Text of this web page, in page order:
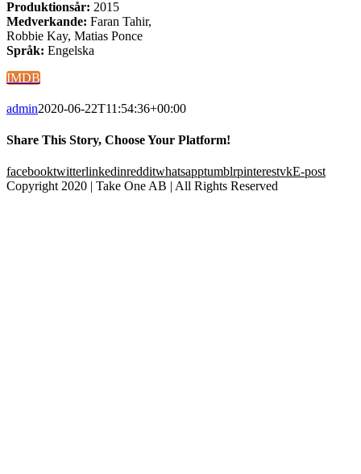
Produktionsår: 2015
Medverkande: Faran Tahir,
Robbie Kay, Matias Ponce
Språk: Engelska
IMDB
admin2020-06-22T11:54:36+00:00
Share This Story, Choose Your Platform!
facebooktwitterlinkedinredditwhatsapptumblrpinterestvkE-post
Copyright 2020 | Take One AB | All Rights Reserved